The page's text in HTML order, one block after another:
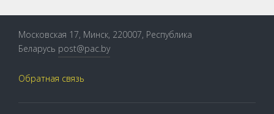
Московская 17, Минск, 220007, Республика
Беларусь post@pac.by
Обратная связь